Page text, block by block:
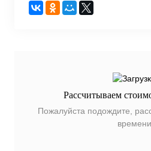
Рассчитываем
Пожалуйста подождите,
времени